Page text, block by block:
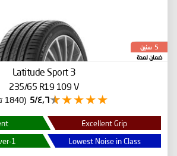
5 سنين
ضمان لمدة
Latitude Sport 3
235/65 R19 109 V
٤٫٦/5 (1840 تقييم)
Excellent Grip
Lowest Noise in Class
1-yr Hazard Cover